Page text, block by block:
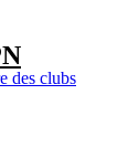
des clubs